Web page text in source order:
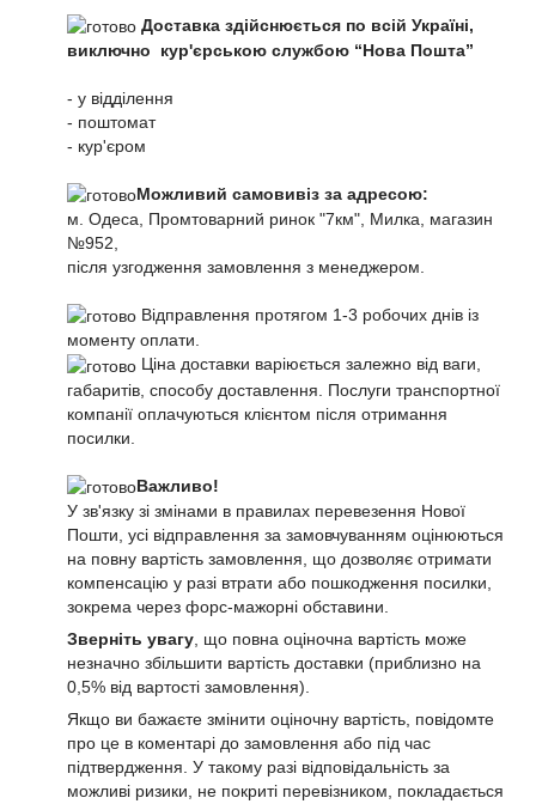
Доставка здійснюється по всій Україні,
виключно кур'єрською службою “Нова Пошта”
- у відділення
- поштомат
- кур'єром
Можливий самовивіз за адресою:
м. Одеса, Промтоварний ринок "7км", Милка, магазин
№952,
після узгодження замовлення з менеджером.
Відправлення протягом 1-3 робочих днів із
моменту оплати.
Ціна доставки варіюється залежно від ваги,
габаритів, способу доставлення. Послуги транспортної
компанії оплачуються клієнтом після отримання
посилки.
Важливо!
У зв'язку зі змінами в правилах перевезення Нової
Пошти, усі відправлення за замовчуванням оцінюються
на повну вартість замовлення, що дозволяє отримати
компенсацію у разі втрати або пошкодження посилки,
зокрема через форс-мажорні обставини.
Зверніть увагу , що повна оціночна вартість може
незначно збільшити вартість доставки (приблизно на
0,5% від вартості замовлення).
Якщо ви бажаєте змінити оціночну вартість, повідомте
про це в коментарі до замовлення або під час
підтвердження. У такому разі відповідальність за
можливі ризики, не покриті перевізником, покладається